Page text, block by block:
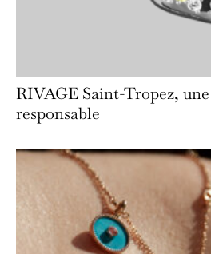
RIVAGE Saint-Tropez,
responsable